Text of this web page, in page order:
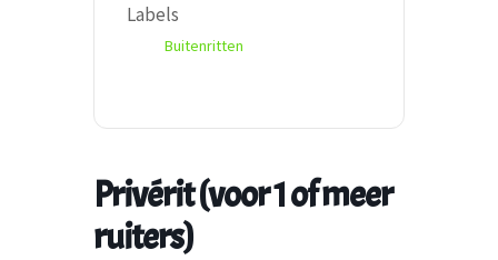
Labels
Buitenritten
Privérit (voor 1 of meer
ruiters)